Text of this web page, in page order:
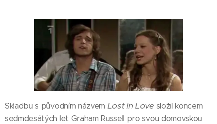
Skladbu s původním názvem Lost In Lovesložil koncem
sedmdesátých let Graham Russell pro svou domovskou